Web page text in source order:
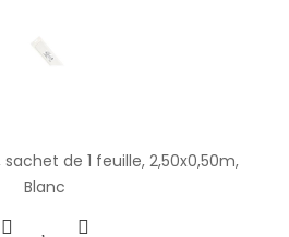
sachet de 1 feuille, 2,50x0,50m,
Blanc